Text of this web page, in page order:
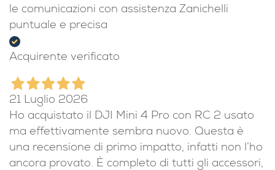
le comunicazioni con assistenza Zanichelli
puntuale e precisa
Acquirente verificato
21 Luglio 2026
Ho acquistato il DJI Mini 4 Pro con RC 2 usato
ma effettivamente sembra nuovo. Questa è
una recensione di primo impatto, infatti non l’ho
ancora provato. È completo di tutti gli accessori,